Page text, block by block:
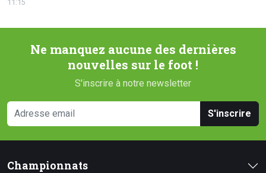
11:15
Ne manquez aucune des dernières
nouvelles sur le foot !
S'inscrire à notre newsletter
S'inscrire
Championnats